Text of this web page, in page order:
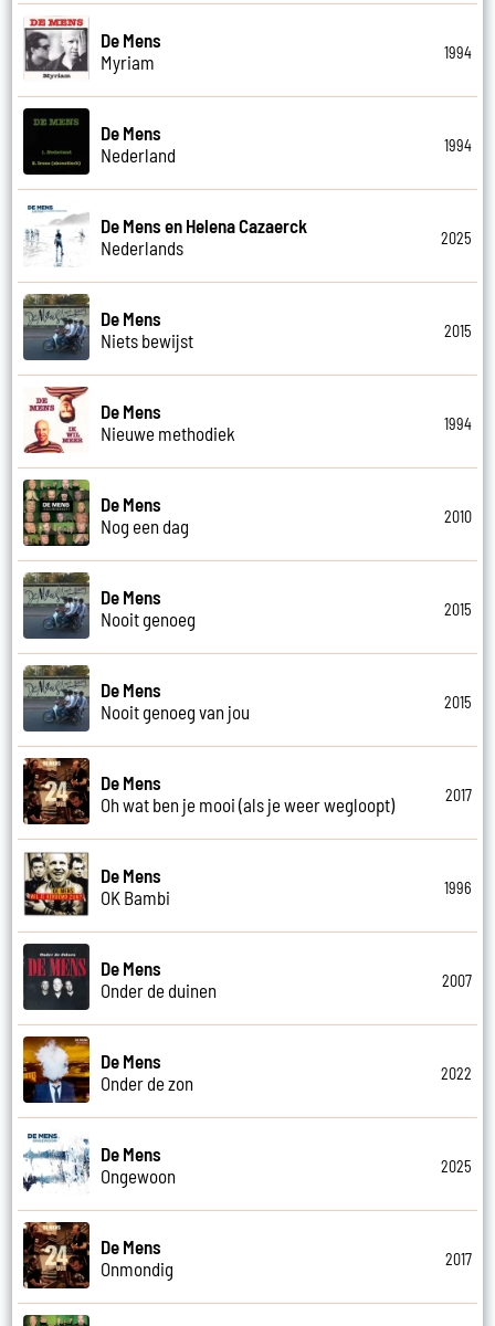
De Mens
Myriam
1994
De Mens
Nederland
1994
De Mens en Helena Cazaerck
Nederlands
2025
De Mens
Niets bewijst
2015
De Mens
Nieuwe methodiek
1994
De Mens
Nog een dag
2010
De Mens
Nooit genoeg
2015
De Mens
Nooit genoeg van jou
2015
De Mens
Oh wat ben je mooi (als je weer wegloopt)
2017
De Mens
OK Bambi
1996
De Mens
Onder de duinen
2007
De Mens
Onder de zon
2022
De Mens
Ongewoon
2025
De Mens
Onmondig
2017